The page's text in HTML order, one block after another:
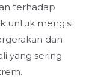
terhadap
untuk mengisi
dan
yang sering